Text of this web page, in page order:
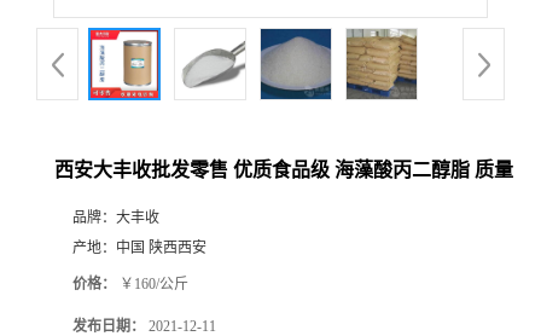
西安大丰收批发零售 优质食品级 海藻酸丙二醇脂 质量
品牌： 大丰收
产地： 中国 陕西西安
价格： ￥160/公斤
发布日期： 2021-12-11